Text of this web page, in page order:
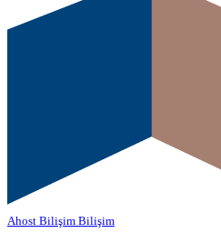
Ahost Bilişim Bilişim